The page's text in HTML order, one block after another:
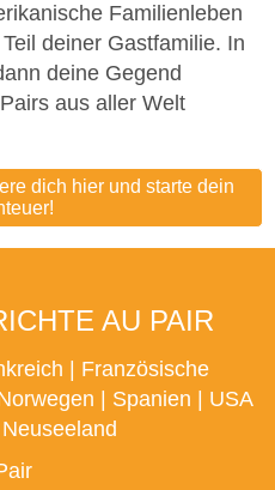
Familienleben
deiner Gastfamilie. In
deine Gegend
aus aller Welt
dich hier und starte dein
AU PAIR
Französische
Spanien
USA